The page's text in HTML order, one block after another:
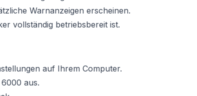
Warnanzeigen erscheinen.
vollständig betriebsbereit ist.
auf Ihrem Computer.
aus.